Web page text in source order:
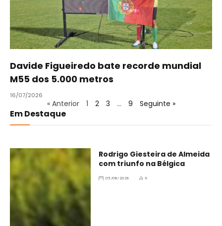
Davide Figueiredo bate recorde mundial
M55 dos 5.000 metros
16/07/2026
« Anterior 1 2 3 … 9 Seguinte »
Em Destaque
Rodrigo Giesteira de Almeida
com triunfo na Bélgica
05/08/2026 6